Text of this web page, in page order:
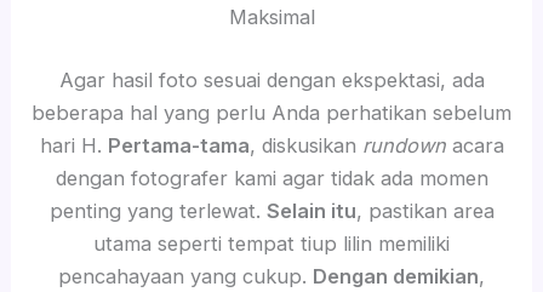
Maksimal
Agar hasil foto sesuai dengan ekspektasi, ada
beberapa hal yang perlu Anda perhatikan sebelum
hari H. Pertama-tama, diskusikan rundownacara
dengan fotografer kami agar tidak ada momen
penting yang terlewat. Selain itu, pastikan area
utama seperti tempat tiup lilin memiliki
pencahayaan yang cukup. Dengan demikian,